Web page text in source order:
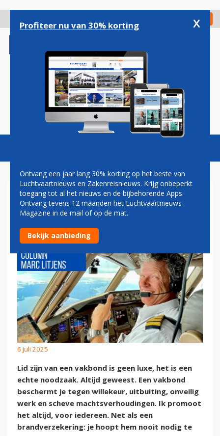
gaan
Check in
Magazine Podcasts Vacatures
FNV EN CNV BLIJVEN
INTERNATIONAAL BLIND
6 juli 2025
Lid zijn van een vakbond is geen luxe, het is een
echte noodzaak. Altijd geweest. Een vakbond
beschermt je tegen willekeur, uitbuiting, onveilig
werk en scheve machtsverhoudingen. Ik promoot
het altijd, voor iedereen. Net als een
brandverzekering: je hoopt hem nooit nodig te
Profiteer nu van 30% korting x
Ontvang een jaar lang 30% korting op het beste van
Luchtvaartnieuws en Zakenreisnieuws. Krijg onbeperkt
toegang tot al het nieuws en de bijbehorende Apps.
Ontvang tevens 12 maanden het Luchtvaartnieuws
Magazine in de mail of op de mat.
Bekijk aanbieding